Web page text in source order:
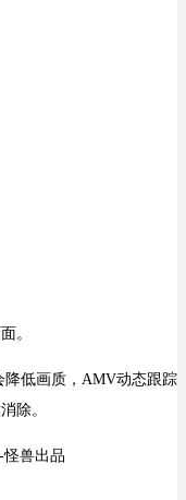
。
低画质，AMV动态跟踪
除。
怪兽出品